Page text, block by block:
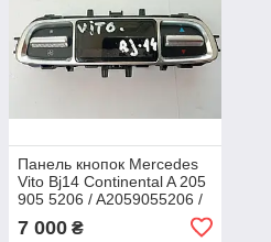
Панель кнопок Mercedes
Vito Bj14 Continental A 205
905 5206 / A2059055206 /
7 000 ₴